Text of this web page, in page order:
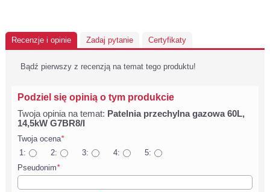
Recenzje i opinie Zadaj pytanie Certyfikaty
Bądź pierwszy z recenzją na temat tego produktu!
Podziel się opinią o tym produkcie
Twoja opinia na temat: Patelnia przechylna gazowa 60L,
14,5kW G7BR8/I
Twoja ocena*
1:
2: 3: 4:
5:
Pseudonim*